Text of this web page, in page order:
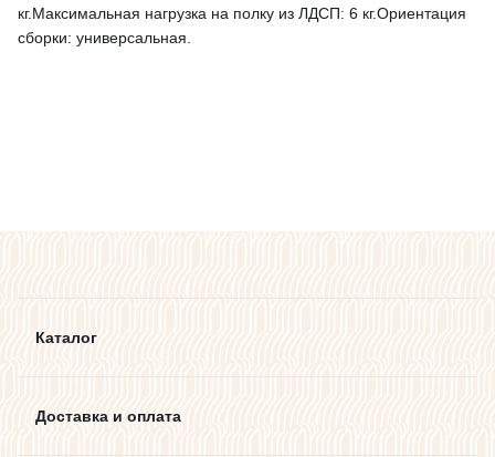
кг.Максимальная нагрузка на полку из ЛДСП: 6 кг.Ориентация
сборки: универсальная.
Каталог
Доставка и оплата